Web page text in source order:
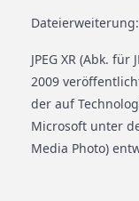
JPEG XR (Abk.
2009
der auf
Microsoft unter
Media Photo)